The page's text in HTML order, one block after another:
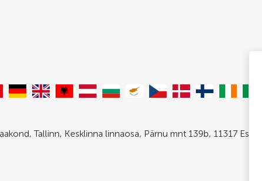
Tallinn, Kesklinna linnaosa, Pärnu mnt 139b, 11317